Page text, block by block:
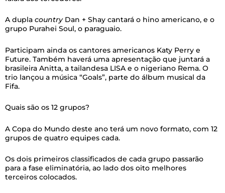
A dupla country Dan + Shay cantará o hino americano, e o
grupo Purahei Soul, o paraguaio.
Participam ainda os cantores americanos Katy Perry e
Future. Também haverá uma apresentação que juntará a
brasileira Anitta, a tailandesa LISA e o nigeriano Rema. O
trio lançou a música “Goals”, parte do álbum musical da
Fifa.
Quais são os 12 grupos?
A Copa do Mundo deste ano terá um novo formato, com 12
grupos de quatro equipes cada.
Os dois primeiros classificados de cada grupo passarão
para a fase eliminatória, ao lado dos oito melhores
terceiros colocados.